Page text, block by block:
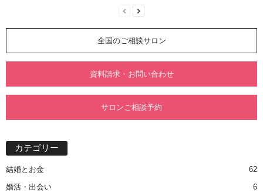
全国のご相談サロン
資料請求・お問い合わせ
サロンご相談予約
カテゴリー
結婚とお金
62
婚活・出会い
6